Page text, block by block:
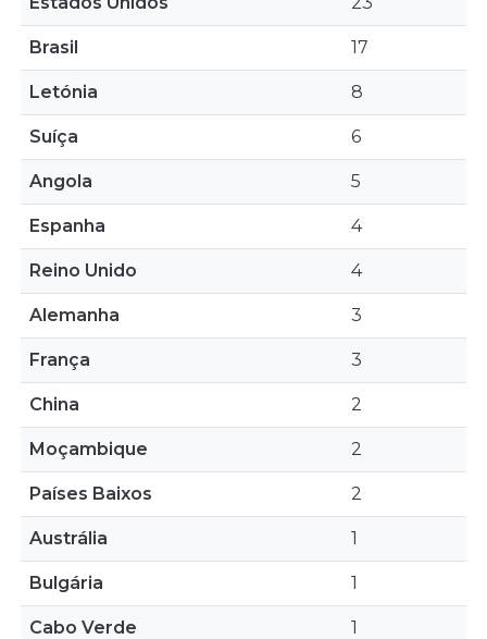
Brasil 17
Letónia 8
Suíça 6
Angola 5
Espanha 4
Reino Unido 4
Alemanha 3
França 3
China 2
Moçambique 2
Países Baixos 2
Austrália 1
Bulgária 1
Cabo Verde 1